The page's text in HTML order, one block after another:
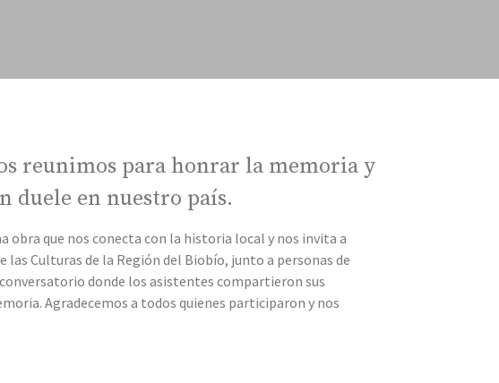
reunimos para honrar la memoria y
duele en nuestro país.
obra que nos conecta con la historia local y nos invita a
las Culturas de la Región del Biobío, junto a personas de
donde los asistentes compartieron sus
Agradecemos a todos quienes participaron y nos